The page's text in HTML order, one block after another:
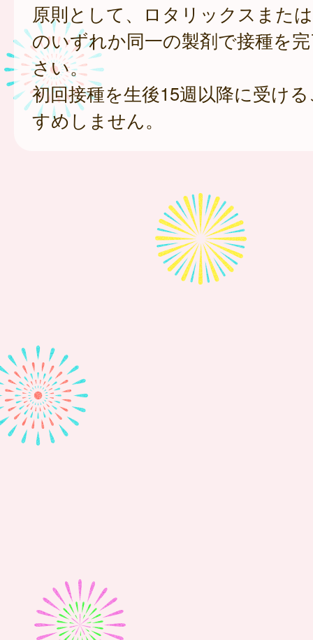
原則として、ロタリックスまた
のいずれか同一の製剤で接種を
さい。
初回接種を生後15週以降に受け
すめしません。